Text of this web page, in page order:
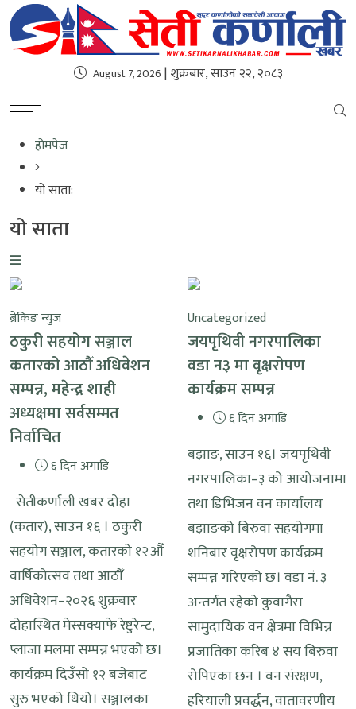
August 7, 2026 | शुक्रबार, साउन २२, २०८३
होमपेज
यो साता:
यो साता
ब्रेकिङ न्युज
ठकुरी सहयोग सञ्जाल
कतारको आठौँ अधिवेशन
सम्पन्न, महेन्द्र शाही
अध्यक्षमा सर्वसम्मत
निर्वाचित
६ दिन अगाडि
सेतीकर्णाली खबर दोहा
(कतार), साउन १६ । ठकुरी
सहयोग सञ्जाल, कतारको १२औँ
वार्षिकोत्सव तथा आठौँ
अधिवेशन–२०२६ शुक्रबार
दोहास्थित मेस्सक्याफे रेष्टुरेन्ट,
प्लाजा मलमा सम्पन्न भएको छ।
कार्यक्रम दिउँसो १२ बजेबाट
सुरु भएको थियो। सञ्जालका
Uncategorized
जयपृथिवी नगरपालिका
वडा न३ मा वृक्षरोपण
कार्यक्रम सम्पन्न
६ दिन अगाडि
बझाङ, साउन १६। जयपृथिवी
नगरपालिका–३ को आयोजनामा
तथा डिभिजन वन कार्यालय
बझाङको बिरुवा सहयोगमा
शनिबार वृक्षरोपण कार्यक्रम
सम्पन्न गरिएको छ। वडा नं. ३
अन्तर्गत रहेको कुवागैरा
सामुदायिक वन क्षेत्रमा विभिन्न
प्रजातिका करिब ४ सय बिरुवा
रोपिएका छन । वन संरक्षण,
हरियाली प्रवर्द्धन, वातावरणीय